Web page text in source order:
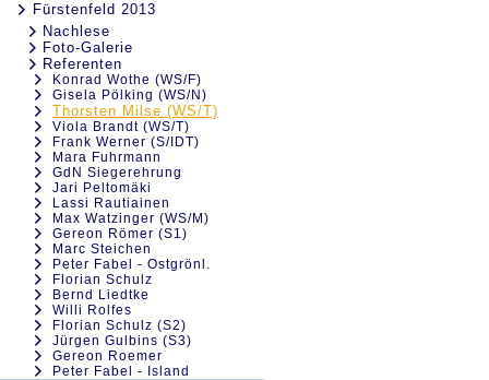
Fürstenfeld 2013
Nachlese
Foto-Galerie
Referenten
Konrad Wothe (WS/F)
Gisela Pölking (WS/N)
Thorsten Milse (WS/T)
Viola Brandt (WS/T)
Frank Werner (S/IDT)
Mara Fuhrmann
GdN Siegerehrung
Jari Peltomäki
Lassi Rautiainen
Max Watzinger (WS/M)
Gereon Römer (S1)
Marc Steichen
Peter Fabel - Ostgrönl.
Florian Schulz
Bernd Liedtke
Willi Rolfes
Florian Schulz (S2)
Jürgen Gulbins (S3)
Gereon Roemer
Peter Fabel - Island